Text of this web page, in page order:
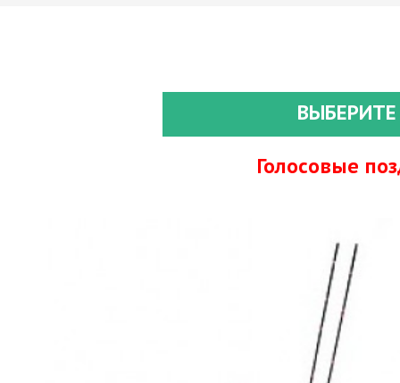
Голосовые